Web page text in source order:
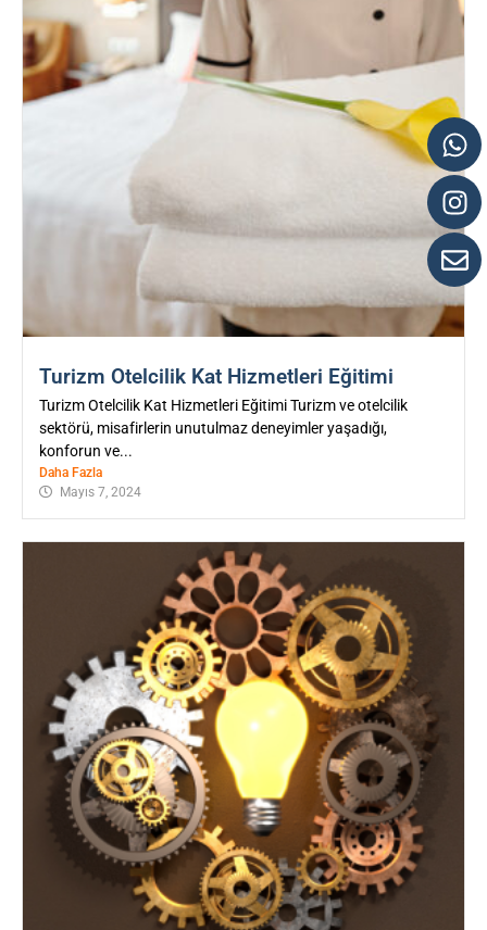
Turizm Otelcilik Kat Hizmetleri Eğitimi
Turizm Otelcilik Kat Hizmetleri Eğitimi Turizm ve otelcilik
sektörü, misafirlerin unutulmaz deneyimler yaşadığı,
konforun ve...
Daha Fazla
Mayıs 7, 2024